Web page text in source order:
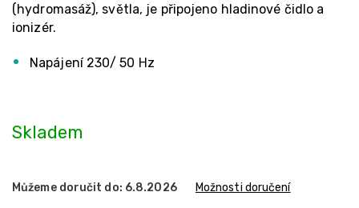
Skladem
Můžeme doručit do: 6.8.2026 Možnosti doručení
(hydromasáž), světla, je připojeno hladinové čidlo a
ionizér.
Napájení 230/ 50 Hz